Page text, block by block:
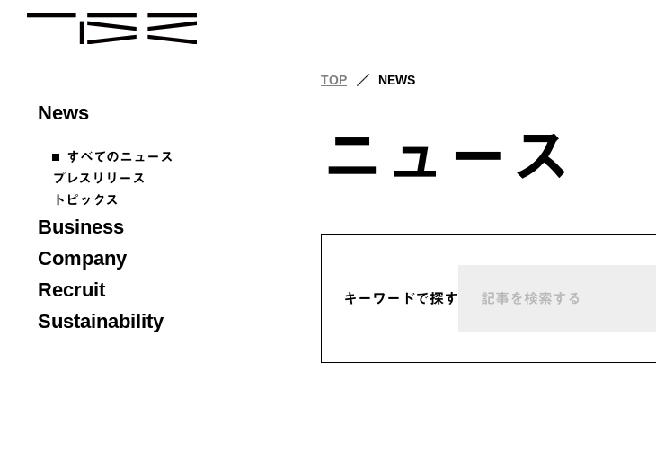
News
すべてのニュース
プレスリリース
トピックス
Business
Company
Recruit
Sustainability
TOP NEWS
ニュース
キーワードで探す